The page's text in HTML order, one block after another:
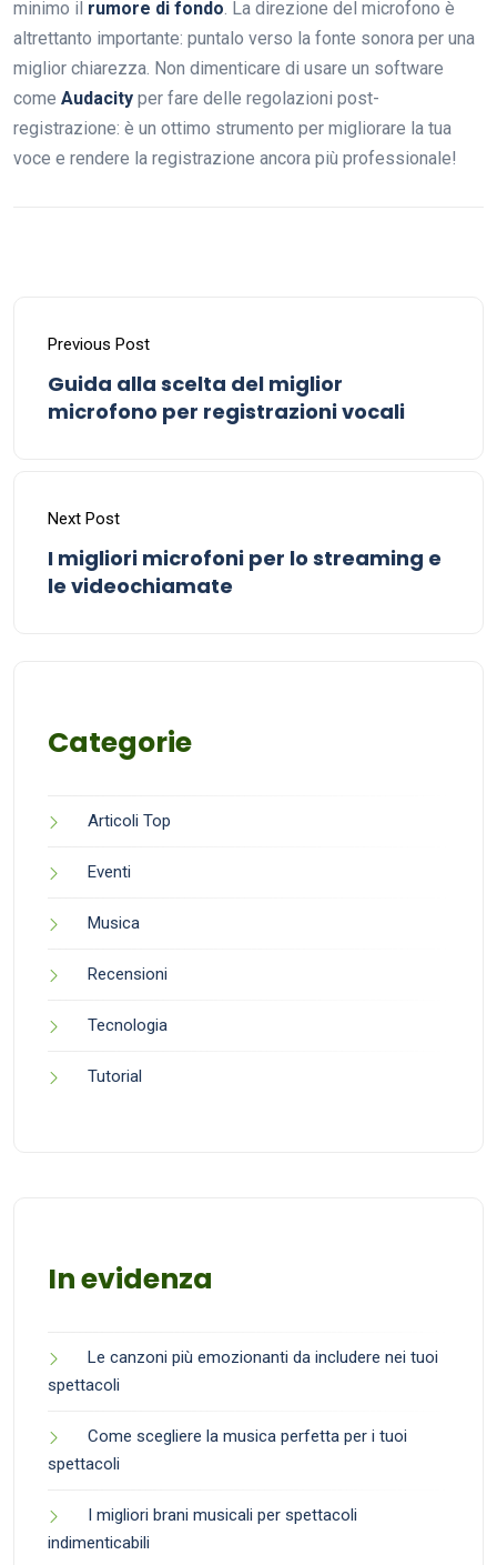
minimo il rumore di fondo. La direzione del microfono è
altrettanto importante: puntalo verso la fonte sonora per una
miglior chiarezza. Non dimenticare di usare un software
come Audacity per fare delle regolazioni post-
registrazione: è un ottimo strumento per migliorare la tua
voce e rendere la registrazione ancora più professionale!
Previous Post
Guida alla scelta del miglior
microfono per registrazioni vocali
Next Post
I migliori microfoni per lo streaming e
le videochiamate
Categorie
Articoli Top
Eventi
Musica
Recensioni
Tecnologia
Tutorial
In evidenza
Le canzoni più emozionanti da includere nei tuoi
spettacoli
Come scegliere la musica perfetta per i tuoi
spettacoli
I migliori brani musicali per spettacoli
indimenticabili